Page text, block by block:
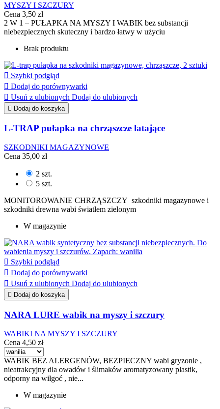
MYSZY I SZCZURY
Cena 3,50 zł
2 W 1 – PUŁAPKA NA MYSZY I WABIK bez substancji
niebezpiecznych skuteczny i bardzo łatwy w użyciu
Brak produktu
 Szybki podgląd
 Dodaj do porównywarki
 Usuń z ulubionych Dodaj do ulubionych
 Dodaj do koszyka
L-TRAP pułapka na chrząszcze latające
SZKODNIKI MAGAZYNOWE
Cena 35,00 zł
2 szt.
5 szt.
MONITOROWANIE CHRZĄSZCZY szkodniki magazynowe i
szkodniki drewna wabi światłem zielonym
W magazynie
 Szybki podgląd
 Dodaj do porównywarki
 Usuń z ulubionych Dodaj do ulubionych
 Dodaj do koszyka
NARA LURE wabik na myszy i szczury
WABIKI NA MYSZY I SZCZURY
Cena 4,50 zł
WABIK BEZ ALERGENÓW, BEZPIECZNY wabi gryzonie ,
nieatrakcyjny dla owadów i ślimaków aromatyzowany plastik,
odporny na wilgoć , nie...
W magazynie